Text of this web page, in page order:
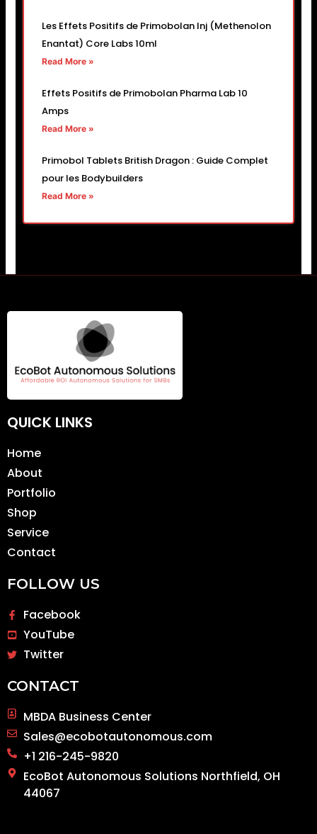
Les Effets Positifs de Primobolan Inj (Methenolon
Enantat) Core Labs 10ml
Read More »
Effets Positifs de Primobolan Pharma Lab 10
Amps
Read More »
Primobol Tablets British Dragon : Guide Complet
pour les Bodybuilders
Read More »
QUICK LINKS
Home
About
Portfolio
Shop
Service
Contact
FOLLOW US
Facebook
YouTube
Twitter
CONTACT
MBDA Business Center
Sales@ecobotautonomous.com
+1 216-245-9820
EcoBot Autonomous Solutions Northfield, OH
44067